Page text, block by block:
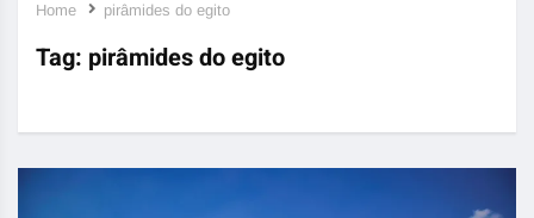
Home pirâmides do egito
Tag: pirâmides do egito